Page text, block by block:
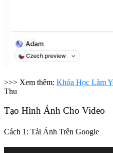
>>> Xem thêm: Khóa Học Làm
Thu
Tạo Hình Ảnh Cho Video
Cách 1: Tải Ảnh Trên Google